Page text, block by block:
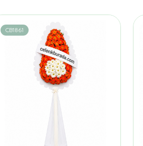
CB1861